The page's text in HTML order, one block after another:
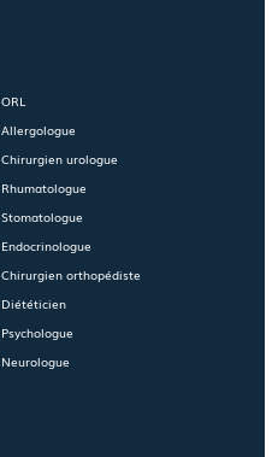
ORL
Allergologue
Chirurgien urologue
Rhumatologue
Stomatologue
Endocrinologue
Chirurgien orthopédiste
Diététicien
Psychologue
Neurologue